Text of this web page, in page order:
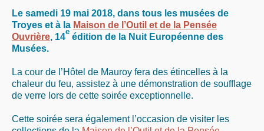
Contact
Le samedi 19 mai 2018, dans tous les musées de
Troyes et à la Maison de l’Outil et de la Pensée
Ouvrière, 14
e
édition de la Nuit Européenne des
Musées.
La cour de l’Hôtel de Mauroy fera des étincelles à la
chaleur du feu, assistez à une démonstration de soufflage
de verre lors de cette soirée exceptionnelle.
Cette soirée sera également l’occasion de visiter les